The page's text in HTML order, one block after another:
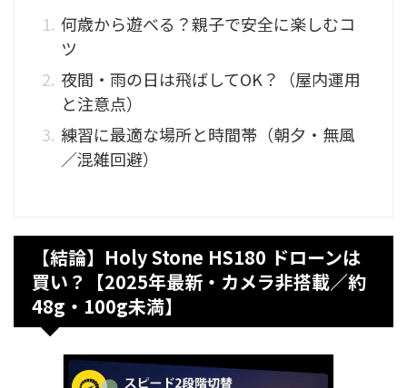
何歳から遊べる？親子で安全に楽しむコ
ツ
夜間・雨の日は飛ばしてOK？（屋内運用
と注意点）
練習に最適な場所と時間帯（朝夕・無風
／混雑回避）
【結論】Holy Stone HS180 ドローンは
買い？【2025年最新・カメラ非搭載／約
48g・100g未満】